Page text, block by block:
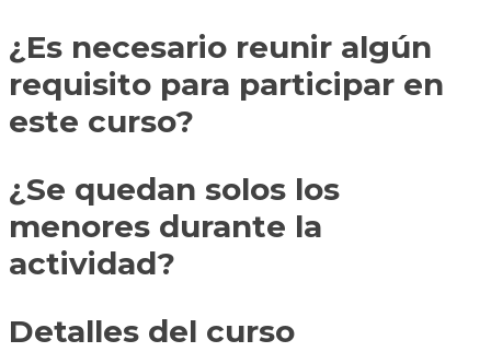
¿Es necesario reunir algún
requisito para participar en
este curso?
¿Se quedan solos los
menores durante la
actividad?
Detalles del curso